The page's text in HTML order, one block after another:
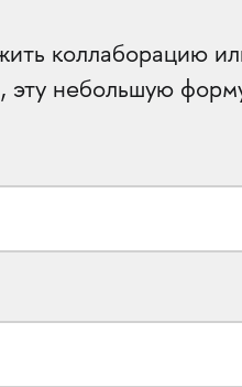
коллаборацию
эту небольшую